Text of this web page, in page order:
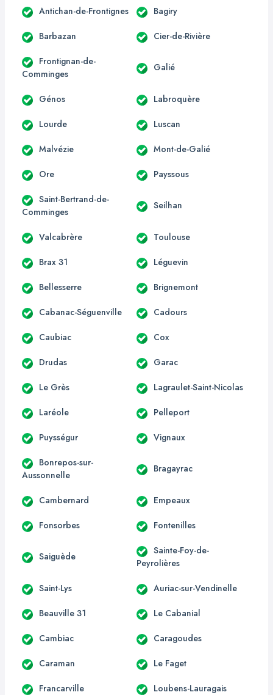
Antichan-de-Frontignes Bagiry
Barbazan Cier-de-Rivière
Frontignan-de-
Comminges
Galié
Génos Labroquère
Lourde Luscan
Malvézie Mont-de-Galié
Ore Payssous
Saint-Bertrand-de-
Comminges
Seilhan
Valcabrère Toulouse
Brax 31 Léguevin
Bellesserre Brignemont
Cabanac-Séguenville Cadours
Caubiac Cox
Drudas Garac
Le Grès Lagraulet-Saint-Nicolas
Laréole Pelleport
Puysségur Vignaux
Bonrepos-sur-
Aussonnelle
Bragayrac
Cambernard Empeaux
Fonsorbes Fontenilles
Saiguède
Sainte-Foy-de-
Peyrolières
Saint-Lys Auriac-sur-Vendinelle
Beauville 31 Le Cabanial
Cambiac Caragoudes
Caraman Le Faget
Francarville Loubens-Lauragais